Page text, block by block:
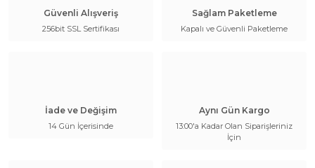
Güvenli Alışveriş
256bit SSL Sertifikası
Sağlam Paketleme
Kapalı ve Güvenli Paketleme
İade ve Değişim
14 Gün İçerisinde
Aynı Gün Kargo
13:00'a Kadar Olan Siparişleriniz
İçin